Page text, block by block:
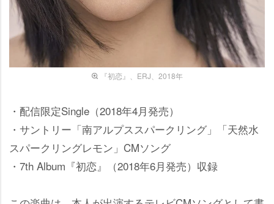
『初恋』、ERJ、2018年
・配信限定Single（2018年4月発売）
・サントリー「南アルプススパークリング」「天然水
スパークリングレモン」CMソング
・7th Album『初恋』（2018年6月発売）収録